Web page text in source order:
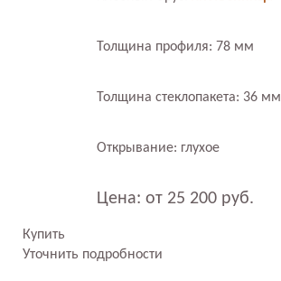
Толщина профиля: 78 мм
Толщина стеклопакета: 36 мм
Открывание: глухое
Цена: от 25 200 руб.
Купить
Уточнить подробности